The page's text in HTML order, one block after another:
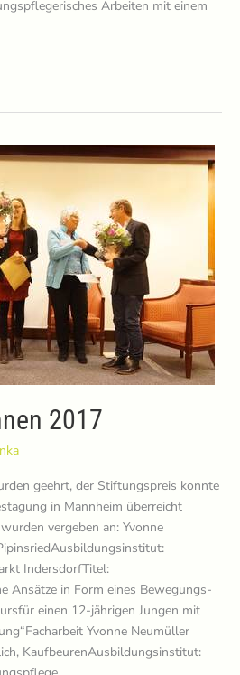
Arbeiten mit einem
2017
geehrt, der Stiftungspreis konnte
in Mannheim überreicht
vergeben an: Yvonne
IndersdorfTitel:
Ansätze in Form eines Bewegungs-
einen 12-jährigen Jungen mit
Yvonne Neumüller
KaufbeurenAusbildungsinstitut: